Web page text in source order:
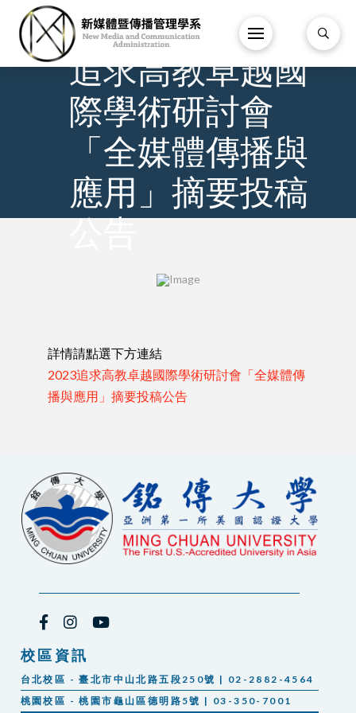
2023.01.16 2023
追求高教卓越國
際學術研討會
「全媒體傳播與
應用」摘要投稿
公告
詳情請點選下方連結
2023追求高教卓越國際學術研討會「全媒體傳
播與應用」摘要投稿公告
校區資訊
台北校區 - 臺北市中山北路五段250號 | 02-2882-4564
桃園校區 - 桃園市龜山區德明路5號 | 03-350-7001